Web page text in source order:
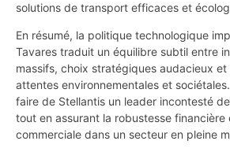
solutions de transport efficaces et
En résumé, la politique technologique
Tavares traduit un équilibre subtil entre
massifs, choix stratégiques audacieux
attentes environnementales et
faire de Stellantis un leader incontesté
tout en assurant la robustesse
commerciale dans un secteur en pleine